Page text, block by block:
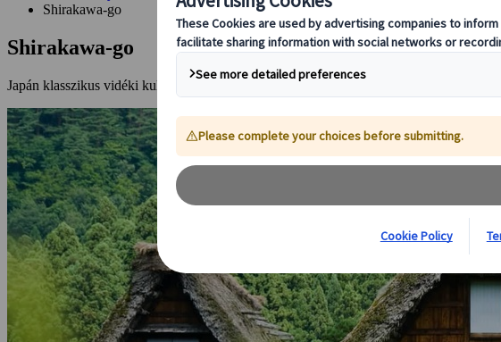
Shirakawa-go
Shirakawa-go
Japán klasszikus vidéki kultúráját bemutató "élő múzeum"